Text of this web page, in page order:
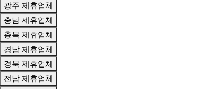
광주 제휴업체
충남 제휴업체
충북 제휴업체
경남 제휴업체
경북 제휴업체
전남 제휴업체